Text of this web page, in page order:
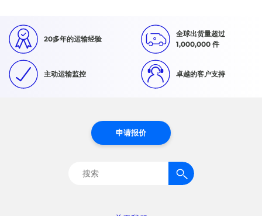
20多年的运输经验
全球出货量超过
1,000,000 件
主动运输监控 卓越的客户支持
申请报价
搜